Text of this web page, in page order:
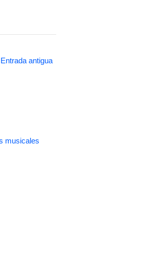
Entrada antigua
musicales